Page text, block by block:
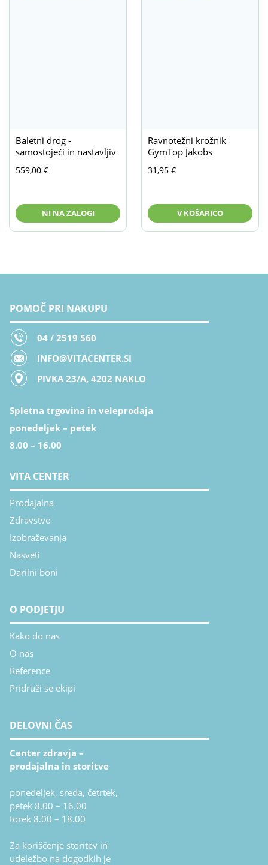
Baletni drog -
samostoječi in nastavljiv
559,00 €
NI NA ZALOGI
Ravnotežni krožnik
GymTop Jakobs
31,95 €
V KOŠARICO
POMOČ PRI NAKUPU
04 / 2519 560
INFO@VITACENTER.SI
PIVKA 23/A, 4202 NAKLO
Spletna trgovina in veleprodaja
ponedeljek – petek
8.00 – 16.00
VITA CENTER
Prodajalna
Zdravstvo
Izobraževanja
Nasveti
Darilni boni
O PODJETJU
Kako do nas
O nas
Reference
Pridruži se ekipi
DELOVNI ČAS
Center zdravja –
prodajalna in storitve
ponedeljek, sreda, četrtek,
petek 8.00 – 16.00
torek 8.00 – 18.00
Za koriščenje storitev in
udeležbo na dogodkih je